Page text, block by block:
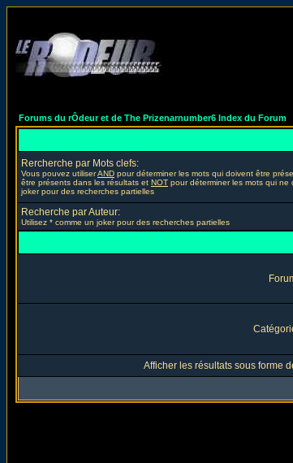
Forums du rÔdeur et de The Prizenarnumber6 Index du Forum
Rercherche par Mots clefs:
Vous pouvez utiliserAND pour déterminer les mots qui doivent être
être présents dans les résultats et NOT pour déterminer les mots qui ne
joker pour des recherches partielles
Recherche par Auteur:
Utilisez * comme un joker pour des recherches partielles
Afficher les résultats sous forme